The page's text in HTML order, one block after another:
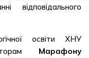
відповідального
освіти ХНУ
Марафону